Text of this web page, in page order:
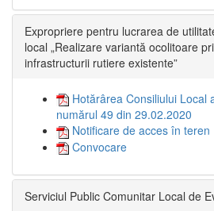
Expropriere pentru lucrarea de
local „Realizare variantă ocolitoare
infrastructurii rutiere existente”
Hotărârea Consiliului Local
numărul 49 din 29.02.2020
Notificare de acces în teren
Convocare
Serviciul Public Comunitar Local de